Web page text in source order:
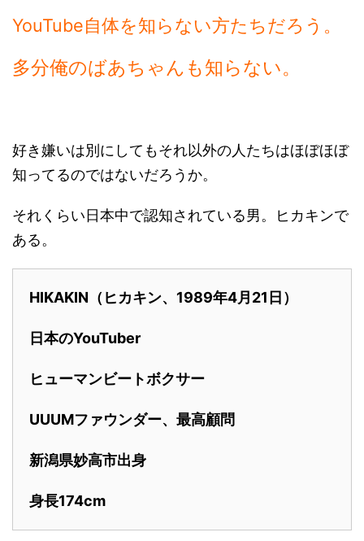
YouTube自体を知らない方たちだろう。
多分俺のばあちゃんも知らない。
好き嫌いは別にしてもそれ以外の人たちはほぼほぼ
知ってるのではないだろうか。
それくらい日本中で認知されている男。ヒカキンで
ある。
HIKAKIN （ヒカキン、1989年4月21日）
日本のYouTuber
ヒューマンビートボクサー
UUUMファウンダー、最高顧問
新潟県妙高市出身
身長174cm